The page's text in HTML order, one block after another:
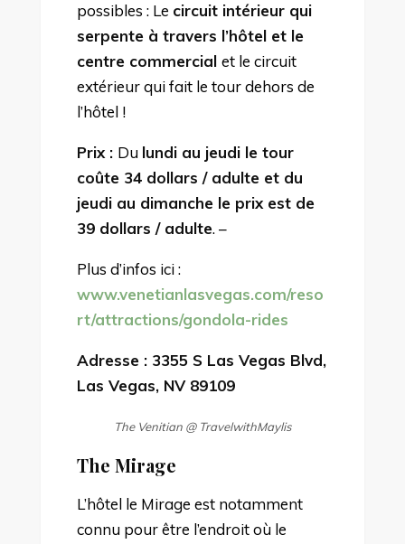
possibles : Le circuit intérieur qui
serpente à travers l’hôtel et le
centre commercial et le circuit
extérieur qui fait le tour dehors de
l’hôtel !
Prix : Du lundi au jeudi le tour
coûte 34 dollars / adulte et du
jeudi au dimanche le prix est de
39 dollars / adulte. –
Plus d’infos ici :
www.venetianlasvegas.com/reso
rt/attractions/gondola-rides
Adresse : 3355 S Las Vegas Blvd,
Las Vegas, NV 89109
The Venitian @ TravelwithMaylis
The Mirage
L’hôtel le Mirage est notamment
connu pour être l’endroit où le